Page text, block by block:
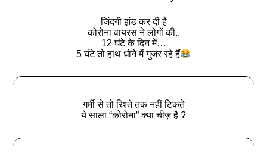
जिंदगी झंड कर दी है
कोरोना वायरस ने लोगों की..
12 घंटे के दिन में…
5 घंटे तो हाथ धोने में गुजर रहे हैं
गर्मी से तो रिश्ते तक नहीं टिकते
ये साला “कोरोना” क्या चीज़ है ?